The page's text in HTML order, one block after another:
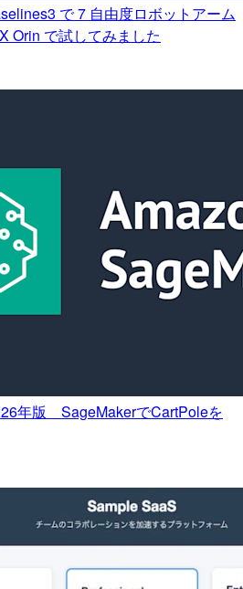
で 7 自由度ロボットアーム
Orin で試してみました
年版 SageMakerでCartPoleを